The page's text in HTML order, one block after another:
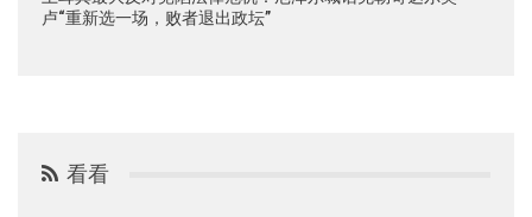
卢“重新选一场，败者退出政坛”
看看